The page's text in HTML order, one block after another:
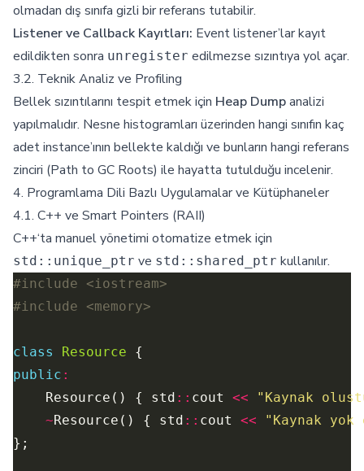
olmadan dış sınıfa gizli bir referans tutabilir.
Listener ve Callback Kayıtları: Event listener’lar kayıt
edildikten sonra unregister edilmezse sızıntıya yol açar.
3.2. Teknik Analiz ve Profiling
Bellek sızıntılarını tespit etmek için Heap Dumpanalizi
yapılmalıdır. Nesne histogramları üzerinden hangi sınıfın kaç
adet instance’ının bellekte kaldığı ve bunların hangi referans
zinciri (Path to GC Roots) ile hayatta tutulduğu incelenir.
4. Programlama Dili Bazlı Uygulamalar ve Kütüphaneler
4.1. C++ ve Smart Pointers (RAII)
C++‘ta manuel yönetimi otomatize etmek için
std::unique_ptr ve std::shared_ptr kullanılır.
#include
<iostream>
#include
<memory>
class Resource
public :
    Resource() { std
:: cout <<
"Kaynak
~Resource() { std :: cout <<
"Kaynak